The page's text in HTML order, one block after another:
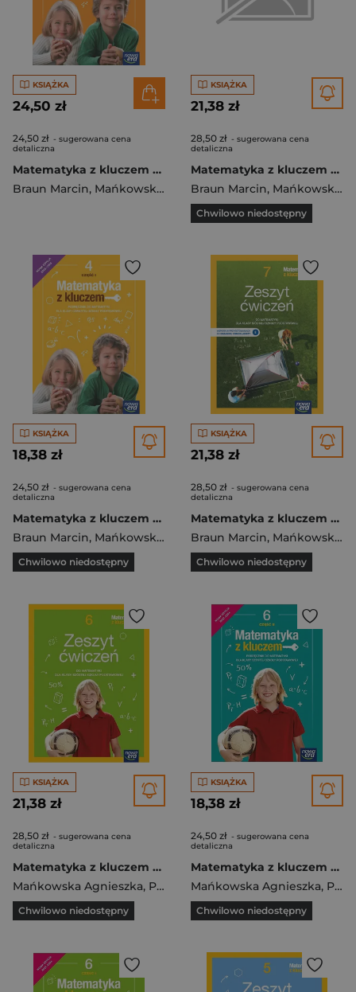
KSIĄŻKA
24,50 zł
24,50 zł - sugerowana cena
detaliczna
Matematyka z kluczem NEON podręcznik dla klasy 4 część 2 szkoły podstawowej EDYCJA 2023-2025
Braun Marcin, Mańkowska Agnieszka ,Paszyńska Małgorzata
KSIĄŻKA
21,38 zł
28,50 zł - sugerowana cena
detaliczna
Matematyka z kluczem NEON zeszyt ćwiczeń dla klasy 4 szkoły podstawowej EDYCJA 2023-2025
Braun Marcin, Mańkowska Agnieszka
Chwilowo niedostępny
KSIĄŻKA
18,38 zł
24,50 zł - sugerowana cena
detaliczna
Matematyka z kluczem NEON podręcznik dla klasy 4 część 1 szkoły podstawowej EDYCJA 2023-2025
Braun Marcin, Mańkowska Agnieszka ,Paszyńska Małgorzata
Chwilowo niedostępny
KSIĄŻKA
21,38 zł
28,50 zł - sugerowana cena
detaliczna
Matematyka z kluczem NEON zeszyt ćwiczeń dla klasy 7 szkoły podstawowej EDYCJA 2023-2025
Braun Marcin, Mańkowska Agnieszka
Chwilowo niedostępny
KSIĄŻKA
21,38 zł
28,50 zł - sugerowana cena
detaliczna
Matematyka z kluczem zeszyt ćwiczeń dla klasy 6 szkoły podstawowej 67745
Mańkowska Agnieszka, Paszyńska Małgorzata ,Braun Marcin
Chwilowo niedostępny
KSIĄŻKA
18,38 zł
24,50 zł - sugerowana cena
detaliczna
Matematyka z kluczem podręcznik dla klasy 6 część 2 szkoły podstawowej EDYCJA 2022-2024 67743
Mańkowska Agnieszka, Paszyńska Małgorzata
Chwilowo niedostępny